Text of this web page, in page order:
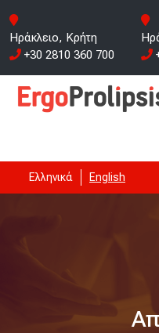
Ηράκλειο, Κρήτη
+30 2810 360 700
Ελληνικά English